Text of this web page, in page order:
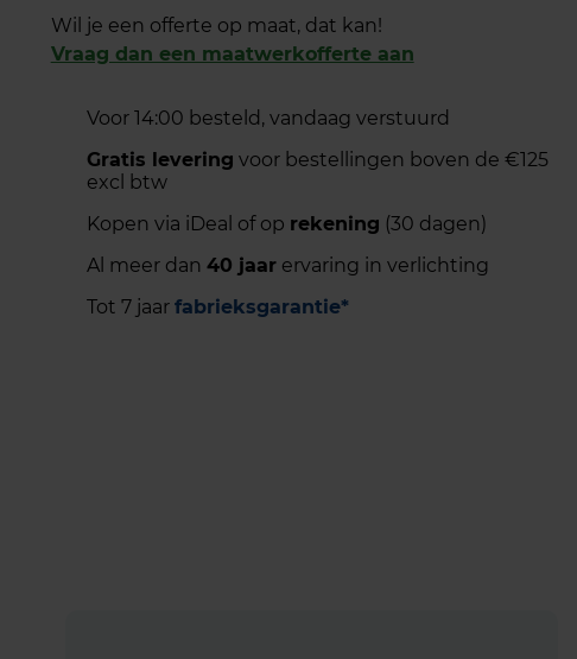
Wil je een offerte op maat, dat kan!
Vraag dan een maatwerkofferte aan
Voor 14:00 besteld, vandaag verstuurd
Gratis levering voor bestellingen boven de €125
excl btw
Kopen via iDeal of op rekening (30 dagen)
Al meer dan 40 jaarervaring in verlichting
Tot 7 jaar fabrieksgarantie*